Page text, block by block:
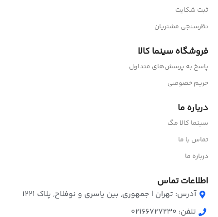
ثبت شکایت
نظرسنجی مشتریان
فروشگاه سینما کالا
پاسخ به پرسش‌های متداول
حریم خصوصی
درباره ما
سینما کالا مگ
تماس با ما
درباره ما
اطلاعات تماس
آدرس: تهران | جمهوری, بین یاسری و نوفلاح, پلاک ۱۲۲۱
تلفن: 02166727230